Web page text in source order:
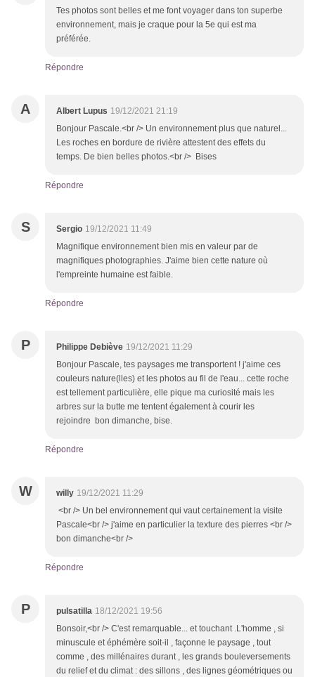
Tes photos sont belles et me font voyager dans ton superbe
environnement, mais je craque pour la 5e qui est ma
préférée.
Répondre
A Albert Lupus 19/12/2021 21:19
Bonjour Pascale.<br /> Un environnement plus que naturel...
Les roches en bordure de rivière attestent des effets du
temps. De bien belles photos.<br /> Bises
Répondre
S Sergio 19/12/2021 11:49
Magnifique environnement bien mis en valeur par de
magnifiques photographies. J'aime bien cette nature où
l'empreinte humaine est faible.
Répondre
P Philippe Debiève 19/12/2021 11:29
Bonjour Pascale, tes paysages me transportent ! j'aime ces
couleurs nature(lles) et les photos au fil de l'eau... cette roche
est tellement particulière, elle pique ma curiosité mais les
arbres sur la butte me tentent également à courir les
rejoindre bon dimanche, bise.
Répondre
W willy 19/12/2021 11:29
<br /> Un bel environnement qui vaut certainement la visite
Pascale<br /> j'aime en particulier la texture des pierres <br />
bon dimanche<br />
Répondre
P pulsatilla 18/12/2021 19:56
Bonsoir,<br /> C'est remarquable... et touchant .L'homme , si
minuscule et éphémère soit-il , façonne le paysage , tout
comme , des millénaires durant , les grands bouleversements
du relief et du climat : des sillons , des lignes géométriques ou